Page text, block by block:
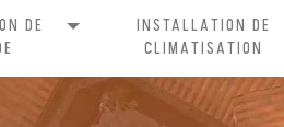
DE
INSTALLATION DE
CLIMATISATION